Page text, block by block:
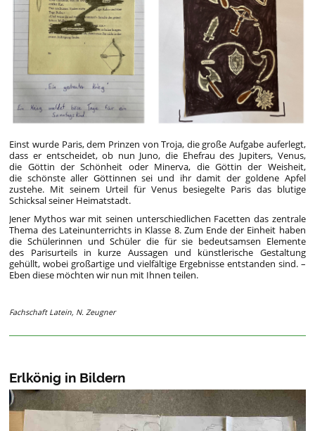
Einst wurde Paris, dem Prinzen von Troja, die große Aufgabe auferlegt,
dass er entscheidet, ob nun Juno, die Ehefrau des Jupiters, Venus,
die Göttin der Schönheit oder Minerva, die Göttin der Weisheit,
die schönste aller Göttinnen sei und ihr damit der goldene Apfel
zustehe. Mit seinem Urteil für Venus besiegelte Paris das blutige
Schicksal seiner Heimatstadt.
Jener Mythos war mit seinen unterschiedlichen Facetten das zentrale
Thema des Lateinunterrichts in Klasse 8. Zum Ende der Einheit haben
die Schülerinnen und Schüler die für sie bedeutsamsen Elemente
des Parisurteils in kurze Aussagen und künstlerische Gestaltung
gehüllt, wobei großartige und vielfältige Ergebnisse entstanden sind. –
Eben diese möchten wir nun mit Ihnen teilen.
Fachschaft Latein, N. Zeugner
Erlkönig in Bildern